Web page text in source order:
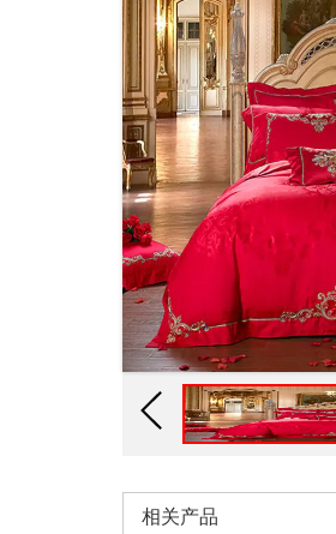
相关产品